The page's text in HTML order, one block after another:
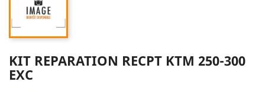
KIT REPARATION RECPT KTM 250-300
EXC